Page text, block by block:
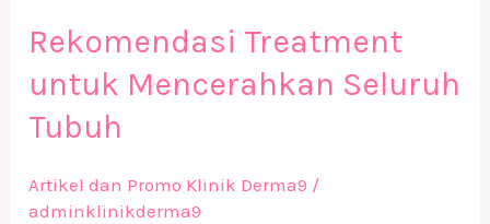
Rekomendasi Treatment
untuk Mencerahkan Seluruh
Tubuh
Artikel dan Promo Klinik Derma9 /
adminklinikderma9